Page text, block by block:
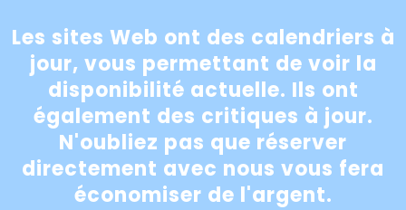
Les sites Web ont des calendriers à
jour, vous permettant de voir la
disponibilité actuelle. Ils ont
également des critiques à jour.
N'oubliez pas que réserver
directement avec nous vous fera
économiser de l'argent.